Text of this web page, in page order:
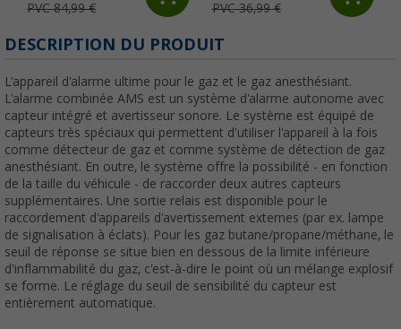
PVC 84,99 € PVC 36,99 €
DESCRIPTION DU PRODUIT
L'appareil d'alarme ultime pour le gaz et le gaz anesthésiant.
L'alarme combinée AMS est un système d'alarme autonome avec
capteur intégré et avertisseur sonore. Le système est équipé de
capteurs très spéciaux qui permettent d'utiliser l'appareil à la fois
comme détecteur de gaz et comme système de détection de gaz
anesthésiant. En outre, le système offre la possibilité - en fonction
de la taille du véhicule - de raccorder deux autres capteurs
supplémentaires. Une sortie relais est disponible pour le
raccordement d'appareils d'avertissement externes (par ex. lampe
de signalisation à éclats). Pour les gaz butane/propane/méthane, le
seuil de réponse se situe bien en dessous de la limite inférieure
d'inflammabilité du gaz, c'est-à-dire le point où un mélange explosif
se forme. Le réglage du seuil de sensibilité du capteur est
entièrement automatique.